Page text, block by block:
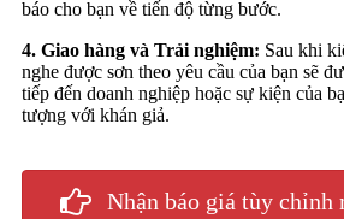
báo cho bạn về tiến độ từng bước.
4. Giao hàng và Trải nghiệm: Sau khi
nghe được sơn theo yêu cầu của bạn sẽ
tiếp đến doanh nghiệp hoặc sự kiện của
tượng với khán giả.
Nhận báo giá tùy chỉnh